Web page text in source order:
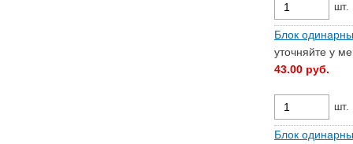
шт.
Блок
уточняйте у
43.00 руб.
шт.
Блок